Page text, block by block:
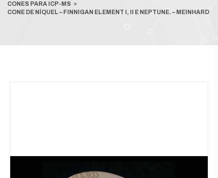
CONES PARA ICP-MS >
CONE DE NÍQUEL – FINNIGAN ELEMENT I, II E NEPTUNE. – MEINHARD